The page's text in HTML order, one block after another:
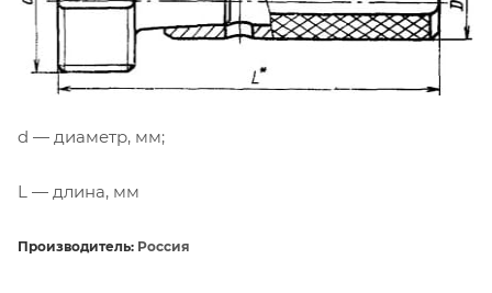
d — диаметр, мм;
L — длина, мм
Производитель: Россия